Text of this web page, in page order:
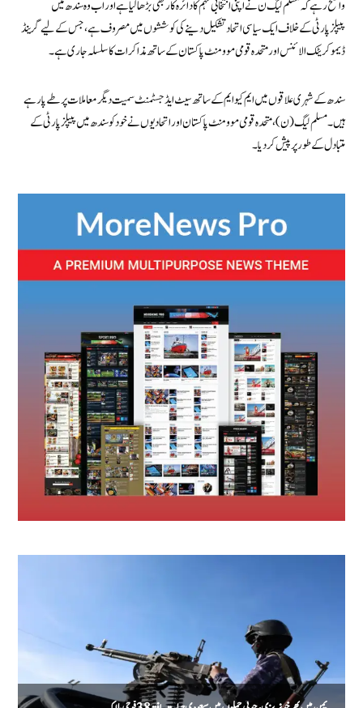
واضح رہے کہ مسلم لیگ ن نے اپنی انتخابی مہم کا دائرہ کار بھی بڑھا لیا ہے اوراب وہ سندھ میں
پیپلزپارٹی کے خلاف ایک سیاسی اتحاد تشکیل دینے کی کوششوں میں مصروف ہے، جس کے لیے گرینڈ
ڈیموکریٹک الائنس اور متحدہ قومی موومنٹ پاکستان کے ساتھ مذاکرات کا سلسلہ جاری ہے۔
سندھ کے شہری علاقوں میں ایم کیوایم کے ساتھ سیٹ ایڈجسٹمنٹ سمیت دیگر معاملات پرطے پا رہے
ہیں۔ مسلم لیگ(ن)، متحدہ قومی موومنٹ پاکستان اور اتحادیوں نے خود کو سندھ میں پیپلز پارٹی کے
متبادل کے طور پر پیش کردیا۔